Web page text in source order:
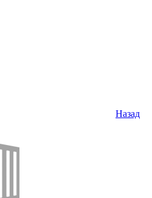
Назад